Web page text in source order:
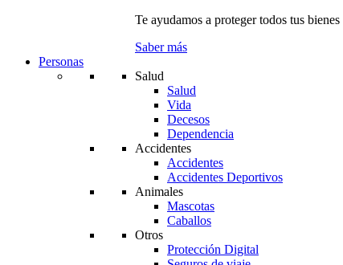
Te ayudamos a proteger todos tus
Saber más
Personas
Salud
Salud
Vida
Decesos
Dependencia
Accidentes
Accidentes
Accidentes Deportivos
Animales
Mascotas
Caballos
Otros
Protección Digital